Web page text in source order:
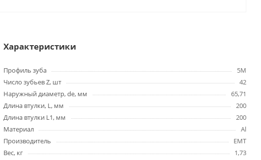
Характеристики
Профиль зуба
5M
Число зубьев Z, шт
42
Наружный диаметр, de, мм
65,71
Длина втулки, L, мм
200
Длина втулки L1, мм
200
Материал
Al
Производитель
EMT
Вес, кг
1,73